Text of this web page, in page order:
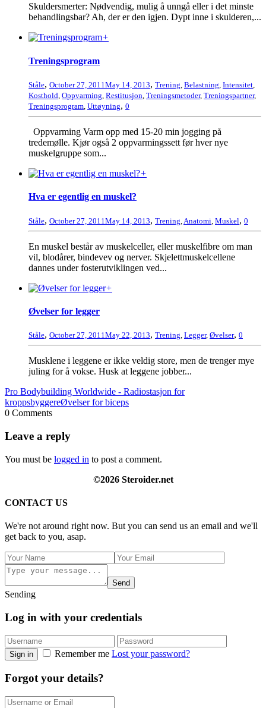
Skuldersmerter: Nødvendig, mulig å unngå eller i det minste
behandlingsbar? Ah, der er den igjen. Dypt inne i skulderen,...
+
Treningsprogram
Ståle, October 27, 2011May 14, 2013, Trening, Belastning, Intensitet,
Kosthold, Oppvarming, Restitusjon, Treningsmetoder, Treningspartner,
Treningsprogram, Uttøyning, 0
Oppvarming Varm opp med 15-20 min jogging på
tredemølle. Kjør også 2 oppvarmingssett før hver nye
muskelgruppe som...
+
Hva er egentlig en muskel?
Ståle, October 27, 2011 May 14, 2013, Trening Anatomi Muskel, 0
En muskel består av muskelceller, eller muskelfibre om man
vil, blodårer, bindevev og nerver. Skjelettmuskelcellene
dannes under fosterutviklingen ved...
+
Øvelser for legger
Ståle, October 27, 2011May 22, 2013, Trening, Legger, Øvelser, 0
Musklene i leggene er ikke veldig store, men de trenger mye
juling for å vokse. Husk at leggene jobber...
Pro Bodybuilding Worldwide - Radiostasjon for
kroppsbyggereØvelser for biceps
0 Comments
Leave a reply
You must be logged in to post a comment.
©2026 Steroider.net
CONTACT US
We're not around right now. But you can send us an email and we'll
get back to you, asap.
Send
Sending
Log in with your credentials
Sign in Remember me Lost your password?
Forgot your details?